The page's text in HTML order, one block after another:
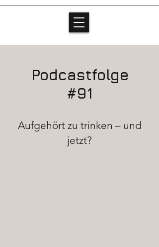
Podcastfolge
#91
Aufgehört zu trinken – und
jetzt?